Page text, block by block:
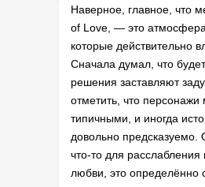
Наверное, главное, что
of Love, — это
которые действительно
Сначала думал, что
решения заставляют
отметить, что персонажи
типичными, и иногда
довольно
что-то для
любви, это определённо